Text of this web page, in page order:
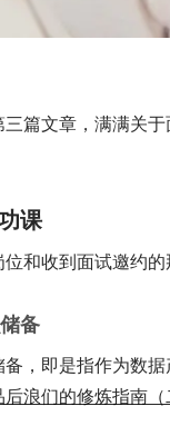
篇文章，满满关
课
和收到面试邀约
备
备，即是指作为数
浪们的修炼指南（